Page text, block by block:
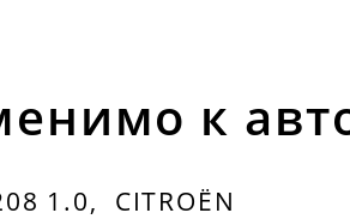
к
1.0,
CITROËN